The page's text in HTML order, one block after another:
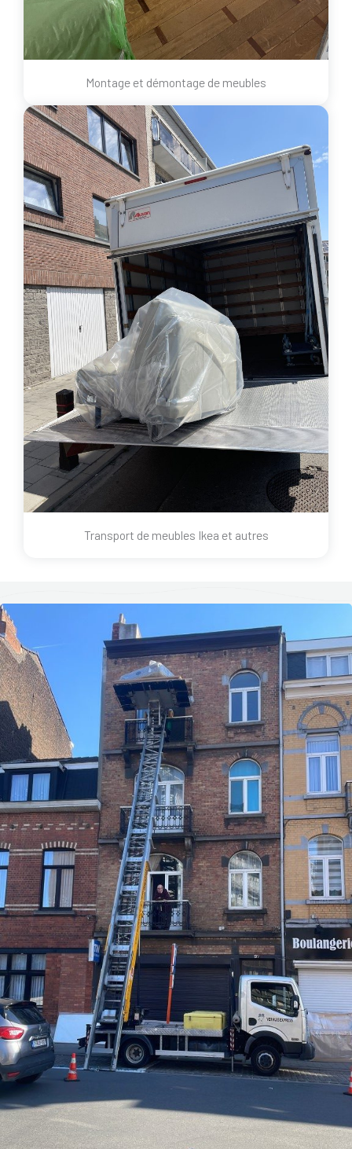
Montage et démontage de meubles
Transport de meubles Ikea et autres